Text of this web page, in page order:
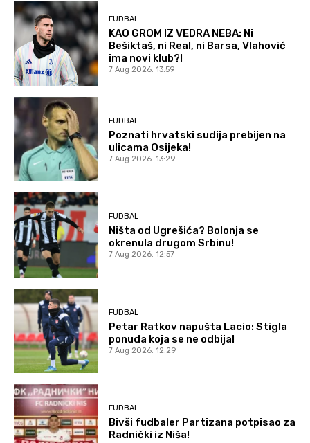
FUDBAL
KAO GROM IZ VEDRA NEBA: Ni
Bešiktaš, ni Real, ni Barsa, Vlahović
ima novi klub?!
7 Aug 2026. 13:59
FUDBAL
Poznati hrvatski sudija prebijen na
ulicama Osijeka!
7 Aug 2026. 13:29
FUDBAL
Ništa od Ugrešića? Bolonja se
okrenula drugom Srbinu!
7 Aug 2026. 12:57
FUDBAL
Petar Ratkov napušta Lacio: Stigla
ponuda koja se ne odbija!
7 Aug 2026. 12:29
FUDBAL
Bivši fudbaler Partizana potpisao za
Radnički iz Niša!